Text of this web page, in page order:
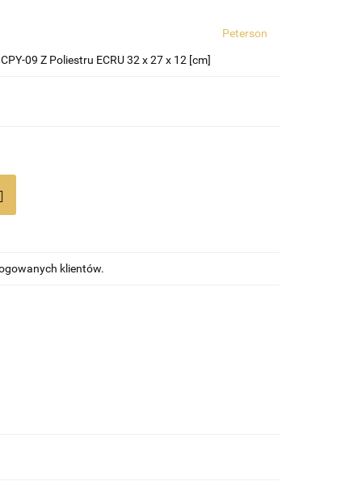
Peterson
09 Z Poliestru ECRU 32 x 27 x 12 [cm]
klientów.